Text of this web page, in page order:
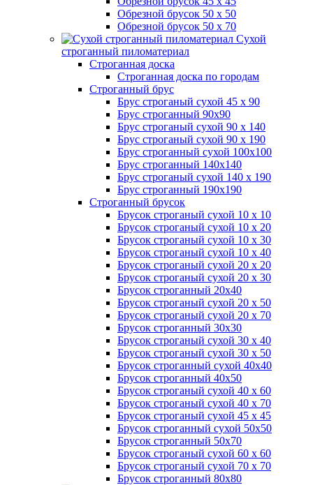
Обрезной брусок 50 х 50
Обрезной брусок 50 х 70
Сухой
строганный пиломатериал
Строганная доска
Строганная доска по городам
Строганный брус
Брус строганый сухой 45 х 90
Брус строганный 90х90
Брус строганый сухой 90 х 140
Брус строганый сухой 90 х 190
Брус строганный сухой 100х100
Брус строганный 140х140
Брус строганый сухой 140 х 190
Брус строганный 190х190
Строганный брусок
Брусок строганый сухой 10 х 10
Брусок строганый сухой 10 х 20
Брусок строганый сухой 10 х 30
Брусок строганый сухой 10 х 40
Брусок строганый сухой 20 х 20
Брусок строганый сухой 20 х 30
Брусок строганный 20х40
Брусок строганый сухой 20 х 50
Брусок строганый сухой 20 х 70
Брусок строганный 30х30
Брусок строганый сухой 30 х 40
Брусок строганый сухой 30 х 50
Брусок строганный сухой 40х40
Брусок строганный 40х50
Брусок строганый сухой 40 х 60
Брусок строганый сухой 40 х 70
Брусок строганый сухой 45 х 45
Брусок строганный сухой 50х50
Брусок строганный 50х70
Брусок строганый сухой 60 х 60
Брусок строганый сухой 70 х 70
Брусок строганный 80х80